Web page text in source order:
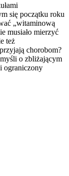
się początku roku
„witaminową
musiało mierzyć
też
chorobom?
o zbliżającym
ograniczony